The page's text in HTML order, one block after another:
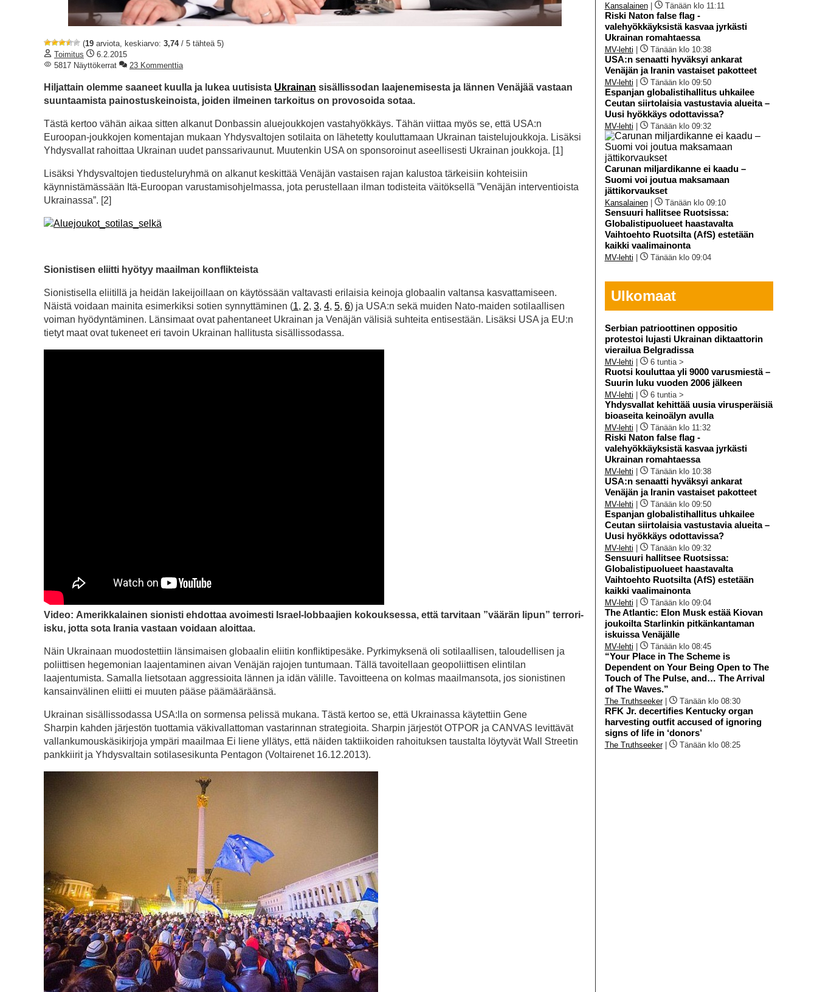
(19 arviota, keskiarvo: 3,74/ 5 tähteä 5)
Toimitus
6.2.2015
5817 Näyttökerrat
23 Kommenttia
Hiljattain olemme saaneet kuulla ja lukea uutisista Ukrainan sisällissodan laajenemisesta ja lännen Venäjää vastaan
suuntaamista painostuskeinoista, joiden ilmeinen tarkoitus on provosoida sotaa.
Tästä kertoo vähän aikaa sitten alkanut Donbassin aluejoukkojen vastahyökkäys. Tähän viittaa myös se, että USA:n
Euroopan-joukkojen komentajan mukaan Yhdysvaltojen sotilaita on lähetetty kouluttamaan Ukrainan taistelujoukkoja. Lisäksi
Yhdysvallat rahoittaa Ukrainan uudet panssarivaunut. Muutenkin USA on sponsoroinut aseellisesti Ukrainan joukkoja. [1]
Lisäksi Yhdysvaltojen tiedusteluryhmä on alkanut keskittää Venäjän vastaisen rajan kalustoa tärkeisiin kohteisiin
käynnistämässään Itä-Euroopan varustamisohjelmassa, jota perustellaan ilman todisteita väitöksellä ”Venäjän interventioista
Ukrainassa”. [2]
Sionistisen eliitti hyötyy maailman konflikteista
Sionistisella eliitillä ja heidän lakeijoillaan on käytössään valtavasti erilaisia keinoja globaalin valtansa kasvattamiseen.
Näistä voidaan mainita esimerkiksi sotien synnyttäminen (1, 2, 3, 4, 5, 6) ja USA:n sekä muiden Nato-maiden sotilaallisen
voiman hyödyntäminen. Länsimaat ovat pahentaneet Ukrainan ja Venäjän välisiä suhteita entisestään. Lisäksi USA ja EU:n
tietyt maat ovat tukeneet eri tavoin Ukrainan hallitusta sisällissodassa.
Video: Amerikkalainen sionisti ehdottaa avoimesti Israel-lobbaajien kokouksessa, että tarvitaan ”väärän lipun” terrori-
isku, jotta sota Irania vastaan voidaan aloittaa.
Näin Ukrainaan muodostettiin länsimaisen globaalin eliitin konfliktipesäke. Pyrkimyksenä oli sotilaallisen, taloudellisen ja
poliittisen hegemonian laajentaminen aivan Venäjän rajojen tuntumaan. Tällä tavoitellaan geopoliittisen elintilan
laajentumista. Samalla lietsotaan aggressioita lännen ja idän välille. Tavoitteena on kolmas maailmansota, jos sionistinen
kansainvälinen eliitti ei muuten pääse päämääräänsä.
Ukrainan sisällissodassa USA:lla on sormensa pelissä mukana. Tästä kertoo se, että Ukrainassa käytettiin Gene
Sharpin kahden järjestön tuottamia väkivallattoman vastarinnan strategioita. Sharpin järjestöt OTPOR ja CANVAS levittävät
vallankumouskäsikirjoja ympäri maailmaa Ei liene yllätys, että näiden taktiikoiden rahoituksen taustalta löytyvät Wall Streetin
pankkiirit ja Yhdysvaltain sotilasesikunta Pentagon (Voltairenet 16.12.2013).
Kansalainen| Tänään klo 11:11
Riski Naton false flag -
valehyökkäyksistä kasvaa jyrkästi
Ukrainan romahtaessa
MV-lehti Tänään klo 10:38
USA:n senaatti hyväksyi ankarat
Venäjän ja Iranin vastaiset pakotteet
MV-lehti Tänään klo 09:50
Espanjan globalistihallitus uhkailee
Ceutan siirtolaisia vastustavia alueita –
Uusi hyökkäys odottavissa?
MV-lehti Tänään klo 09:32
Carunan miljardikanne ei kaadu –
Suomi voi joutua maksamaan
jättikorvaukset
Kansalainen| Tänään klo 09:10
Sensuuri hallitsee Ruotsissa:
Globalistipuolueet haastavalta
Vaihtoehto Ruotsilta (AfS) estetään
kaikki vaalimainonta
MV-lehti Tänään klo 09:04
Ulkomaat
Serbian patrioottinen oppositio
protestoi lujasti Ukrainan diktaattorin
vierailua Belgradissa
MV-lehti 6 tuntia >
Ruotsi kouluttaa yli 9000 varusmiestä –
Suurin luku vuoden 2006 jälkeen
MV-lehti 6 tuntia >
Yhdysvallat kehittää uusia virusperäisiä
bioaseita keinoälyn avulla
MV-lehti Tänään klo 11:32
Riski Naton false flag -
valehyökkäyksistä kasvaa jyrkästi
Ukrainan romahtaessa
MV-lehti Tänään klo 10:38
USA:n senaatti hyväksyi ankarat
Venäjän ja Iranin vastaiset pakotteet
MV-lehti Tänään klo 09:50
Espanjan globalistihallitus uhkailee
Ceutan siirtolaisia vastustavia alueita –
Uusi hyökkäys odottavissa?
MV-lehti Tänään klo 09:32
Sensuuri hallitsee Ruotsissa:
Globalistipuolueet haastavalta
Vaihtoehto Ruotsilta (AfS) estetään
kaikki vaalimainonta
MV-lehti Tänään klo 09:04
The Atlantic: Elon Musk estää Kiovan
joukoilta Starlinkin pitkänkantaman
iskuissa Venäjälle
MV-lehti Tänään klo 08:45
“Your Place in The Scheme is
Dependent on Your Being Open to The
Touch of The Pulse, and… The Arrival
of The Waves.”
The Truthseeker| Tänään klo 08:30
RFK Jr. decertifies Kentucky organ
harvesting outfit accused of ignoring
signs of life in ‘donors’
The Truthseeker| Tänään klo 08:25